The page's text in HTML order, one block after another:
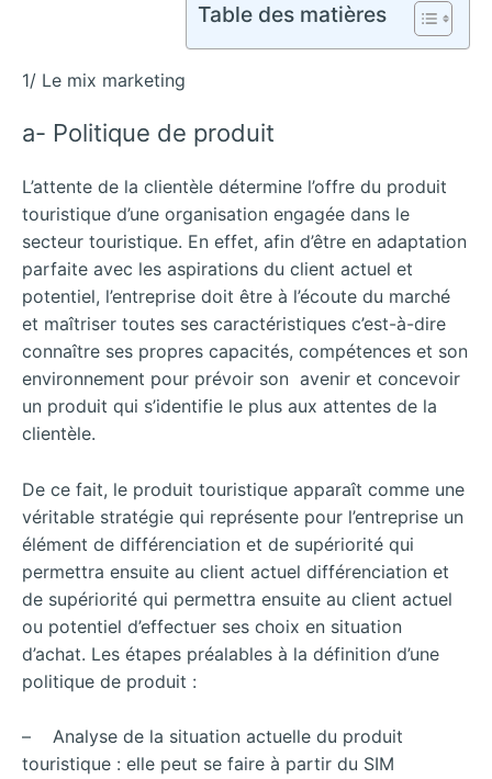
Table des matières
1/ Le mix marketing
a- Politique de produit
L’attente de la clientèle détermine l’offre du produit
touristique d’une organisation engagée dans le
secteur touristique. En effet, afin d’être en adaptation
parfaite avec les aspirations du client actuel et
potentiel, l’entreprise doit être à l’écoute du marché
et maîtriser toutes ses caractéristiques c’est-à-dire
connaître ses propres capacités, compétences et son
environnement pour prévoir son avenir et concevoir
un produit qui s’identifie le plus aux attentes de la
clientèle.
De ce fait, le produit touristique apparaît comme une
véritable stratégie qui représente pour l’entreprise un
élément de différenciation et de supériorité qui
permettra ensuite au client actuel différenciation et
de supériorité qui permettra ensuite au client actuel
ou potentiel d’effectuer ses choix en situation
d’achat. Les étapes préalables à la définition d’une
politique de produit :
– Analyse de la situation actuelle du produit
touristique : elle peut se faire à partir du SIM